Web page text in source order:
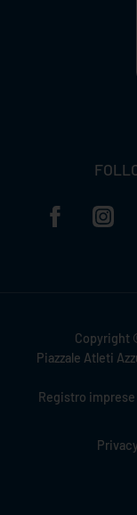
Copyright
Piazzale Atleti
Registro imprese